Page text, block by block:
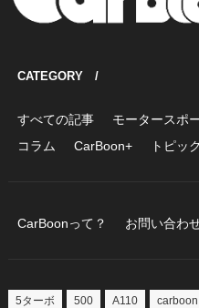
CATEGORY /
すべての記事 モータースポ
コラム
CarBoon+ トピッ
CarBoonって？ お問い合わ
5ターボ 500 A110 carboon